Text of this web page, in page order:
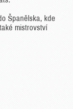
Španělska, kde
mistrovství